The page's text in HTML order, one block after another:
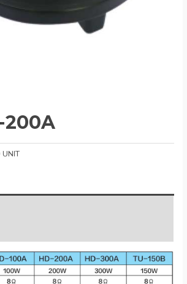
200A
UNIT